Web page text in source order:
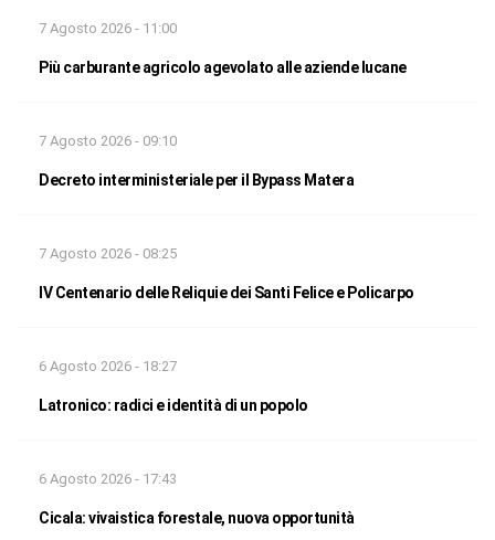
7 Agosto 2026 - 11:00
Più carburante agricolo agevolato alle aziende lucane
7 Agosto 2026 - 09:10
Decreto interministeriale per il Bypass Matera
7 Agosto 2026 - 08:25
IV Centenario delle Reliquie dei Santi Felice e Policarpo
6 Agosto 2026 - 18:27
Latronico: radici e identità di un popolo
6 Agosto 2026 - 17:43
Cicala: vivaistica forestale, nuova opportunità